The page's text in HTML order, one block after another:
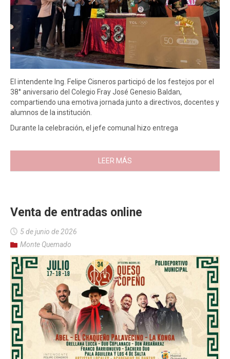
El intendente Ing. Felipe Cisneros participó de los festejos por el
38° aniversario del Colegio Fray José Genesio Baldan,
compartiendo una emotiva jornada junto a directivos, docentes y
alumnos de la institución.
Durante la celebración, el jefe comunal hizo entrega
LEER MÁS
Venta de entradas online
5 de junio de 2026
Monte Quemado